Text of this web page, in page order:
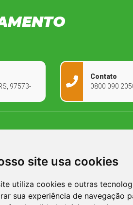
site usa cookies
utiliza cookies e outras
sua experiência de navegação
97573-
Contato
0800 090